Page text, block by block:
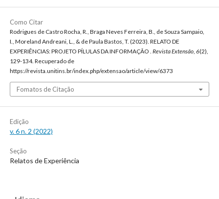
Como Citar
Rodrigues de Castro Rocha, R., Braga Neves Ferreira, B., de Souza Sampaio,
I., Moreland Andreani, L., & de Paula Bastos, T. (2023). RELATO DE
EXPERIÊNCIAS: PROJETO PÍLULAS DA INFORMAÇÃO . Revista Extensão, 6(2),
129-134. Recuperado de
https://revista.unitins.br/index.php/extensao/article/view/6373
Fomatos de Citação
Edição
v. 6 n. 2 (2022)
Seção
Relatos de Experiência